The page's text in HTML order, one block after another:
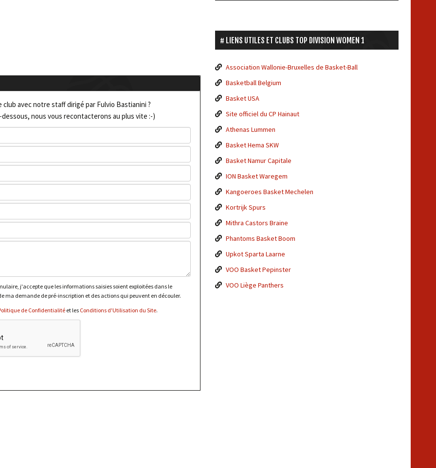
avec notre staff dirigé par Fulvio Bastianini ?
nous vous recontacterons au plus vite :-)
j'accepte que les informations saisies soient exploitées dans le
ma demande de pré-inscription et des actions qui peuvent en découler.
de Confidentialitéet les Conditions d'Utilisation du Site.
LIENS UTILES ET CLUBS TOP DIVISION WOMEN 1
Association Wallonie-Bruxelles de Basket-Ball
Basketball Belgium
Basket USA
Site officiel du CP Hainaut
Athenas Lummen
Basket Hema SKW
Basket Namur Capitale
ION Basket Waregem
Kangoeroes Basket Mechelen
Kortrijk Spurs
Mithra Castors Braine
Phantoms Basket Boom
Upkot Sparta Laarne
VOO Basket Pepinster
VOO Liège Panthers